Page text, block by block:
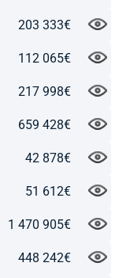
203 333€
112 065€
217 998€
659 428€
42 878€
51 612€
1 470 905€
448 242€